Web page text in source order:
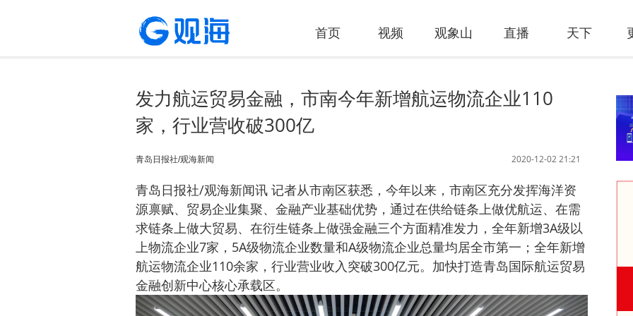
首页 视频 观象山 直播 天下
发力航运贸易金融，市南今年新增航运物流企业110
家，行业营收破300亿
2020-12-02 21:21
青岛日报社/观海新闻
青岛日报社/观海新闻讯 记者从市南区获悉，今年以来，市南区充分发挥海洋资
源禀赋、贸易企业集聚、金融产业基础优势，通过在供给链条上做优航运、在需
求链条上做大贸易、在衍生链条上做强金融三个方面精准发力，全年新增3A级以
上物流企业7家，5A级物流企业数量和A级物流企业总量均居全市第一；全年新增
航运物流企业110余家，行业营业收入突破300亿元。加快打造青岛国际航运贸易
金融创新中心核心承载区。